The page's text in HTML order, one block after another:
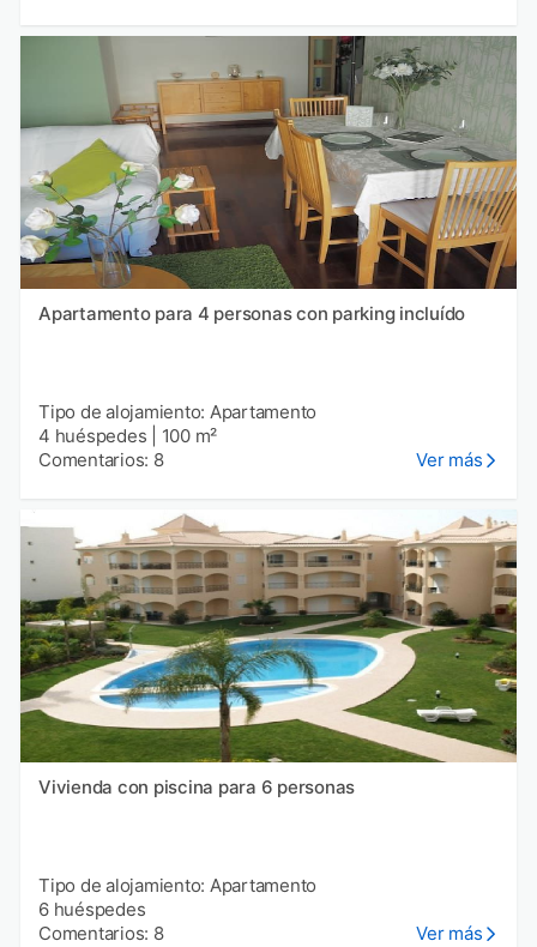
Apartamento para 4 personas con parking incluído
Tipo de alojamiento: Apartamento
4 huéspedes
100 m²
Comentarios: 8
Ver más
Vivienda con piscina para 6 personas
Tipo de alojamiento: Apartamento
6 huéspedes
Comentarios: 8
Ver más